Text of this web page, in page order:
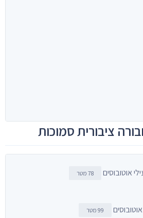
ציבורית סמוכות
78 מטר
99 מטר